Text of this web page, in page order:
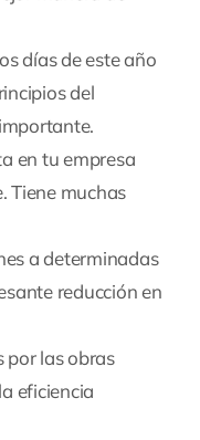
días de este año
del
en tu empresa
Tiene muchas
a determinadas
reducción en
por las obras
eficiencia